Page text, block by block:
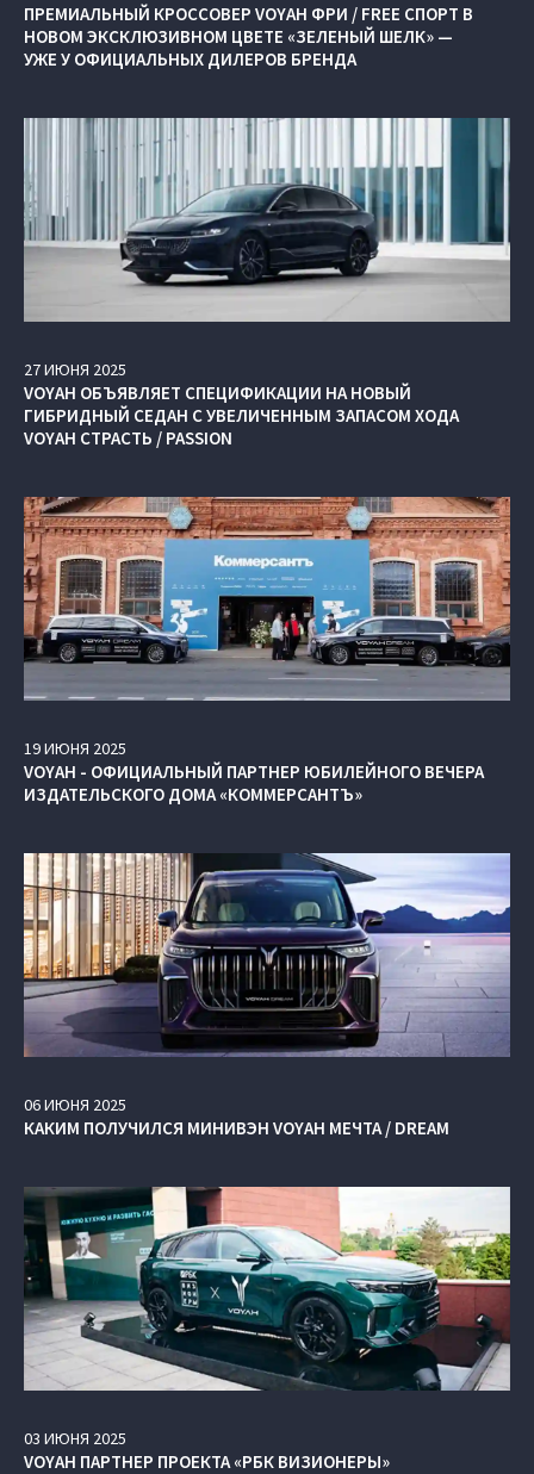
ПРЕМИАЛЬНЫЙ КРОССОВЕР VOYAH ФРИ / FREE СПОРТ В
НОВОМ ЭКСКЛЮЗИВНОМ ЦВЕТЕ «ЗЕЛЕНЫЙ ШЕЛК» —
УЖЕ У ОФИЦИАЛЬНЫХ ДИЛЕРОВ БРЕНДА
27ИЮНЯ 2025
VOYAH ОБЪЯВЛЯЕТ СПЕЦИФИКАЦИИ НА НОВЫЙ
ГИБРИДНЫЙ СЕДАН С УВЕЛИЧЕННЫМ ЗАПАСОМ ХОДА
VOYAH СТРАСТЬ / PASSION
19ИЮНЯ 2025
VOYAH - ОФИЦИАЛЬНЫЙ ПАРТНЕР ЮБИЛЕЙНОГО ВЕЧЕРА
ИЗДАТЕЛЬСКОГО ДОМА «КОММЕРСАНТЪ»
06ИЮНЯ 2025
КАКИМ ПОЛУЧИЛСЯ МИНИВЭН VOYAH МЕЧТА / DREAM
03 ИЮНЯ 2025
VOYAH ПАРТНЕР ПРОЕКТА «РБК ВИЗИОНЕРЫ»